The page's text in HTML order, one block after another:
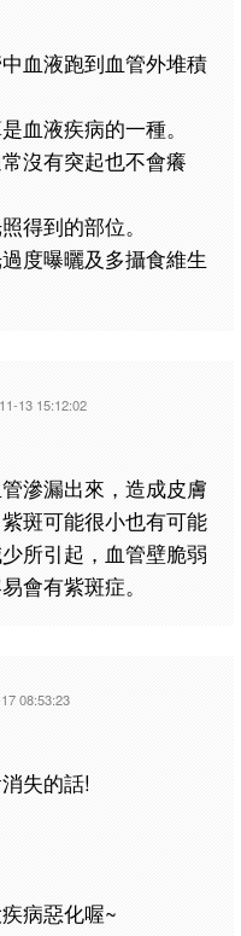
血液跑到血管外堆積
血液疾病的一種。
沒有突起也不會癢
得到的部位。
度曝曬及多攝食維生
13 15:12:02
滲漏出來，造成皮膚
斑可能很小也有可能
所引起，血管壁脆弱
會有紫斑症。
08:53:23
失的話!
病惡化喔~